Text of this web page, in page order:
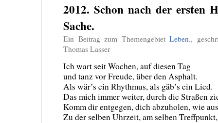
2012. Schon nach der ersten
Sache.
Ein Beitrag zum Themengebiet Leben.,
Thomas Lasser
Ich wart seit Wochen, auf diesen Tag
und tanz vor Freude, über den Asphalt.
Als wär’s ein Rhythmus, als gäb’s ein Lied.
Das mich immer weiter, durch die Straßen
Komm dir entgegen, dich abzuholen, wie
Zu der selben Uhrzeit, am selben